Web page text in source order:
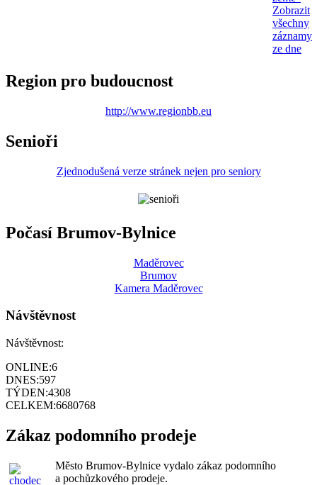
Zobrazit
všechny
záznamy
ze dne
Region pro budoucnost
http://www.regionbb.eu
Senioři
Zjednodušená verze stránek nejen pro seniory
Počasí Brumov-Bylnice
Maděrovec
Brumov
Kamera Maděrovec
Návštěvnost
Návštěvnost:
ONLINE:6
DNES:597
TÝDEN:4308
CELKEM:6680768
Zákaz podomního prodeje
Město Brumov-Bylnice vydalo zákaz podomního
a pochůzkového prodeje.